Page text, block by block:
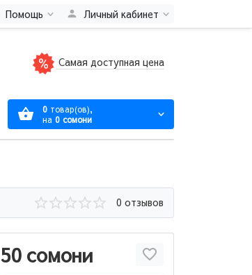
Помощь Личный кабинет
Самая доступная цена
0 товар(ов),
на 0 сомони
0 отзывов
50 сомони